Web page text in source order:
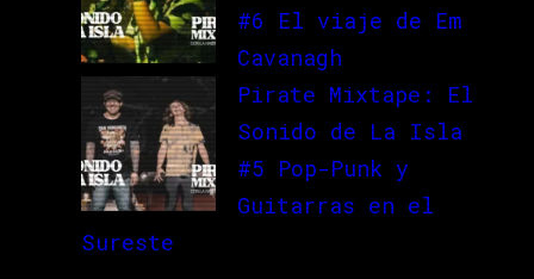
#6 El viaje de Em
Cavanagh
Pirate Mixtape: El
Sonido de La Isla
#5 Pop-Punk y
Guitarras en el
Sureste